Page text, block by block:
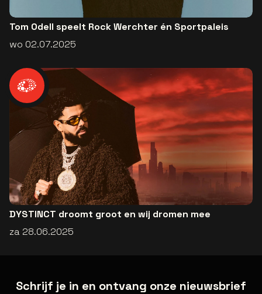
Tom Odell speelt Rock Werchter én Sportpaleis
wo 02.07.2025
DYSTINCT droomt groot en wij dromen mee
za 28.06.2025
Schrijf je in en ontvang onze nieuwsbrief